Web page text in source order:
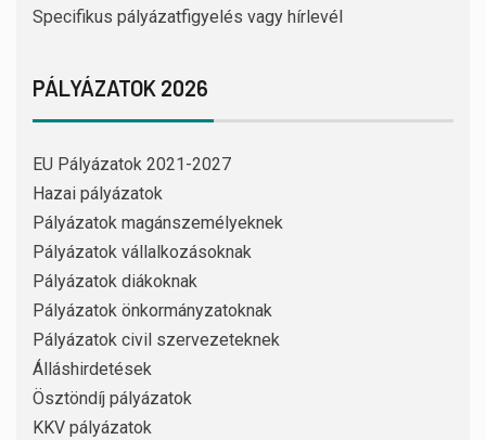
Specifikus pályázatfigyelés vagy hírlevél
PÁLYÁZATOK 2026
EU Pályázatok 2021-2027
Hazai pályázatok
Pályázatok magánszemélyeknek
Pályázatok vállalkozásoknak
Pályázatok diákoknak
Pályázatok önkormányzatoknak
Pályázatok civil szervezeteknek
Álláshirdetések
Ösztöndíj pályázatok
KKV pályázatok